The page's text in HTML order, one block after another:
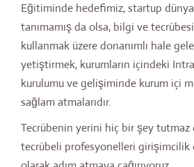
Eğitiminde hedefimiz, startup
tanımamış da olsa, bilgi ve
kullanmak üzere donanımlı hale
yetiştirmek, kurumların içindeki
kurulumu ve gelişiminde kurum içi
sağlam atmalarıdır.
Tecrübenin yerini hiç bir şey
tecrübeli profesyonelleri girişimcilik